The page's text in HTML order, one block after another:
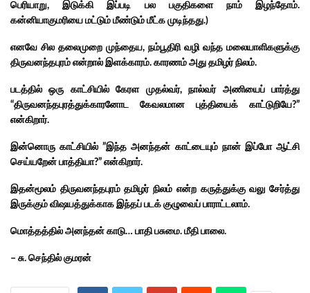
பெரியாறு, இடுக்கி இப்படி பல பகுதிகளை நாம் இழந்தோம்.
கன்னியாகுமரியை மட்டும் மீண்டும் மீட்க முடிந்தது.)
எனவே சில தலைமுறை முந்தைய, நம்பூதிரி வழி வந்த மலையாளிகளுக்கு
திருவனந்தபுரம் என்றால் இளக்காரம். காரணம் அது தமிழர் நிலம்.
படத்தில் ஒரு காட்சியில் கேரள முதல்வர், நால்வர் அணியைப் பார்த்து
“திருவனந்தபுரத்துக்காரனோட கேவலமான புத்தியைக் காட்டுறியே?”
என்கிறார்.
இன்னொரு காட்சியில் ”இந்த அனந்தன் காட்டையும் நான் இப்போ ஆட்சி
செய்யறேன் பாத்தியா?” என்கிறார்.
இதன்மூலம் திருவனந்தபுரம் தமிழர் நிலம் என்ற கருத்துக்கு வலு சேர்த்து
இருக்கும் விஷயத்துக்காக இந்தப் படக் குழுவைப் பாராட்டலாம்.
மொத்தத்தில் அனந்தன் காடு… பாதி பசுமை. மீதி பாலை.
– சு. செந்தில் குமரன்